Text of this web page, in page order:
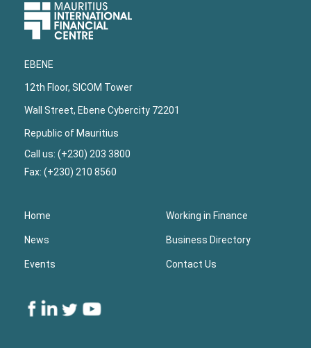
Upper
Footer
EBENE
12th Floor, SICOM Tower
Wall Street, Ebene Cybercity 72201
Republic of Mauritius
Call us: (+230) 203 3800
Fax: (+230) 210 8560
Home Working in Finance
News Business Directory
Events Contact Us